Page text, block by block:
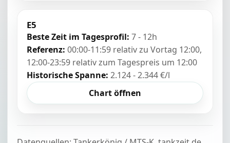
E5
Beste Zeit im Tagesprofil: 7 - 12h
Referenz: 00:00-11:59 relativ zu Vortag 12:00,
12:00-23:59 relativ zum Tagespreis um 12:00
Historische Spanne: 2.124 - 2.344 €/l
Chart öffnen